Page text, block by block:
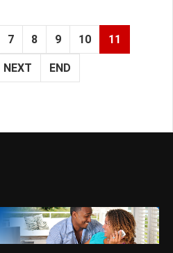
7 8 9 10 11
NEXT END